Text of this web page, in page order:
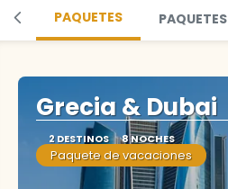
PAQUETES PAQUETES
Grecia & Dubai
2 DESTINOS 8 NOCHES
Paquete de vacaciones